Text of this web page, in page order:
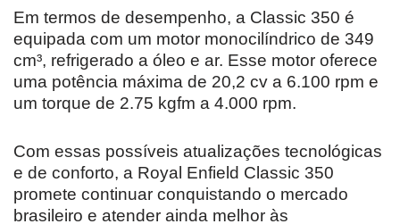
Em termos de desempenho, a Classic 350 é
equipada com um motor monocilíndrico de 349
cm³, refrigerado a óleo e ar. Esse motor oferece
uma potência máxima de 20,2 cv a 6.100 rpm e
um torque de 2.75 kgfm a 4.000 rpm.
Com essas possíveis atualizações tecnológicas
e de conforto, a Royal Enfield Classic 350
promete continuar conquistando o mercado
brasileiro e atender ainda melhor às